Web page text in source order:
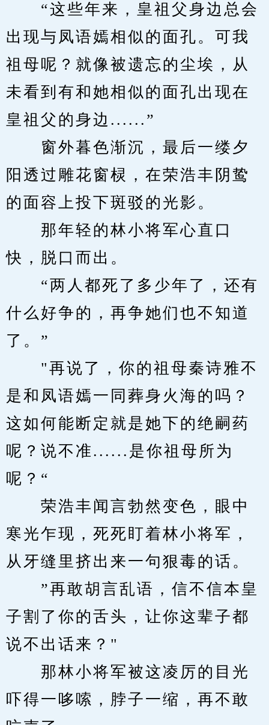
“这些年来，皇祖父身边总会
出现与凤语嫣相似的面孔。可我
祖母呢？就像被遗忘的尘埃，从
未看到有和她相似的面孔出现在
皇祖父的身边......”
窗外暮色渐沉，最后一缕夕
阳透过雕花窗棂，在荣浩丰阴鸷
的面容上投下斑驳的光影。
那年轻的林小将军心直口
快，脱口而出。
“两人都死了多少年了，还有
什么好争的，再争她们也不知道
了。”
"再说了，你的祖母秦诗雅不
是和凤语嫣一同葬身火海的吗？
这如何能断定就是她下的绝嗣药
呢？说不准......是你祖母所为
呢？“
荣浩丰闻言勃然变色，眼中
寒光乍现，死死盯着林小将军，
从牙缝里挤出来一句狠毒的话。
”再敢胡言乱语，信不信本皇
子割了你的舌头，让你这辈子都
说不出话来？"
那林小将军被这凌厉的目光
吓得一哆嗦，脖子一缩，再不敢